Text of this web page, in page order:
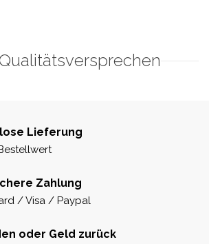
Lieferung
Zahlung
/ Visa / Paypal
oder Geld zurück